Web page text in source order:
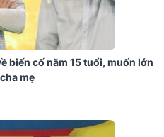
biến cố năm 15 tuổi, muốn lớn
mẹ